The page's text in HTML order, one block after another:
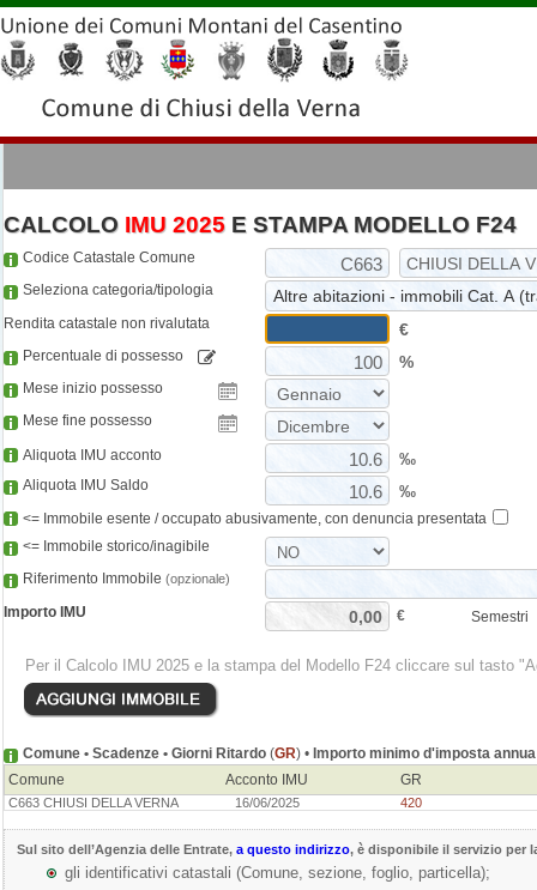
CALCOLO IMU 2025E STAMPA MODELLO F24
Codice Catastale Comune
Seleziona categoria/tipologia
Rendita catastale non rivalutata
€
Percentuale di possesso %
Mese inizio possesso
Mese fine possesso
Aliquota IMU acconto ‰
Aliquota IMU Saldo ‰
<= Immobile esente / occupato abusivamente, con denuncia presentata
<= Immobile storico/inagibile
Riferimento Immobile (opzionale)
Importo IMU € Semestri
Per il Calcolo IMU 2025 e la stampa del Modello F24 cliccare sul tasto
Comune • Scadenze • Giorni Ritardo (GR) • Importo minimo d'imposta annua
Comune
Acconto IMU GR
C663 CHIUSI DELLA VERNA 16/06/2025 420
Sul sito dell’Agenzia delle Entrate, a questo indirizzo, è disponibile il servizio per
gli identificativi catastali (Comune, sezione, foglio, particella);